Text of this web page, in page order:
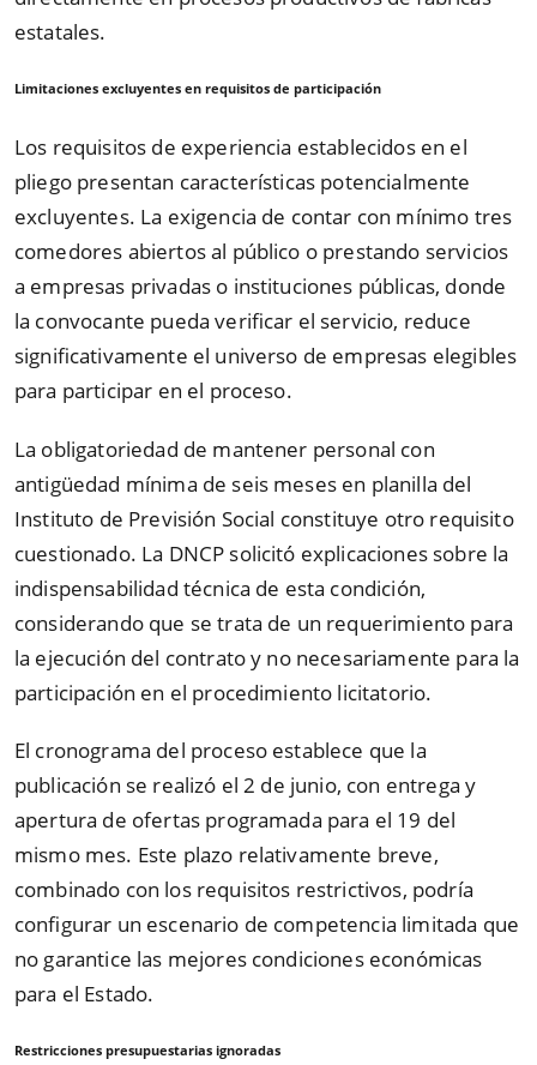
estatales.
Limitaciones excluyentes en requisitos de participación
Los requisitos de experiencia establecidos en el
pliego presentan características potencialmente
excluyentes. La exigencia de contar con mínimo tres
comedores abiertos al público o prestando servicios
a empresas privadas o instituciones públicas, donde
la convocante pueda verificar el servicio, reduce
significativamente el universo de empresas elegibles
para participar en el proceso.
La obligatoriedad de mantener personal con
antigüedad mínima de seis meses en planilla del
Instituto de Previsión Social constituye otro requisito
cuestionado. La DNCP solicitó explicaciones sobre la
indispensabilidad técnica de esta condición,
considerando que se trata de un requerimiento para
la ejecución del contrato y no necesariamente para la
participación en el procedimiento licitatorio.
El cronograma del proceso establece que la
publicación se realizó el 2 de junio, con entrega y
apertura de ofertas programada para el 19 del
mismo mes. Este plazo relativamente breve,
combinado con los requisitos restrictivos, podría
configurar un escenario de competencia limitada que
no garantice las mejores condiciones económicas
para el Estado.
Restricciones presupuestarias ignoradas